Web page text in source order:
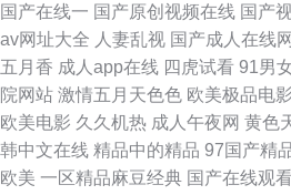
网址 综合97超碰 青青草91 99人人干人人
页网址大全 欧美三极 亚洲瑟瑟瑟 尤物在线
网站国产 人人操超碰在线 天堂网最新网
国产在线一 国产原创视频在线 国产
av网址大全 人妻乱视 国产成人在线
五月香 成人app在线 四虎试看 91男
院网站 激情五月天色色 欧美极品电影
欧美电影 久久机热 成人午夜网 黄色
韩中文在线 精品中的精品 97国产精
欧美 一区精品麻豆经典 国产在线观